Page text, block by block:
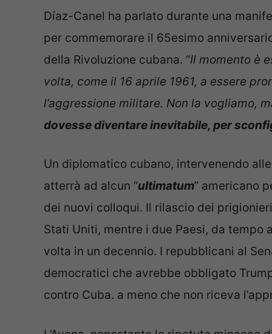
Díaz-Canel ha parlato durante una
per commemorare il 65esimo
della Rivoluzione cubana. “Il momento è
volta, come il 16 aprile 1961, a essere
l’aggressione militare. Non la vogliamo,
dovesse diventare inevitabile, per
Un diplomatico cubano, intervenendo
atterrà ad alcun “ultimatum” americano
dei nuovi colloqui. Il rilascio dei
Stati Uniti, mentre i due Paesi, da tempo
volta in un decennio. I repubblicani al
democratici che avrebbe obbligato
contro Cuba. a meno che non riceva